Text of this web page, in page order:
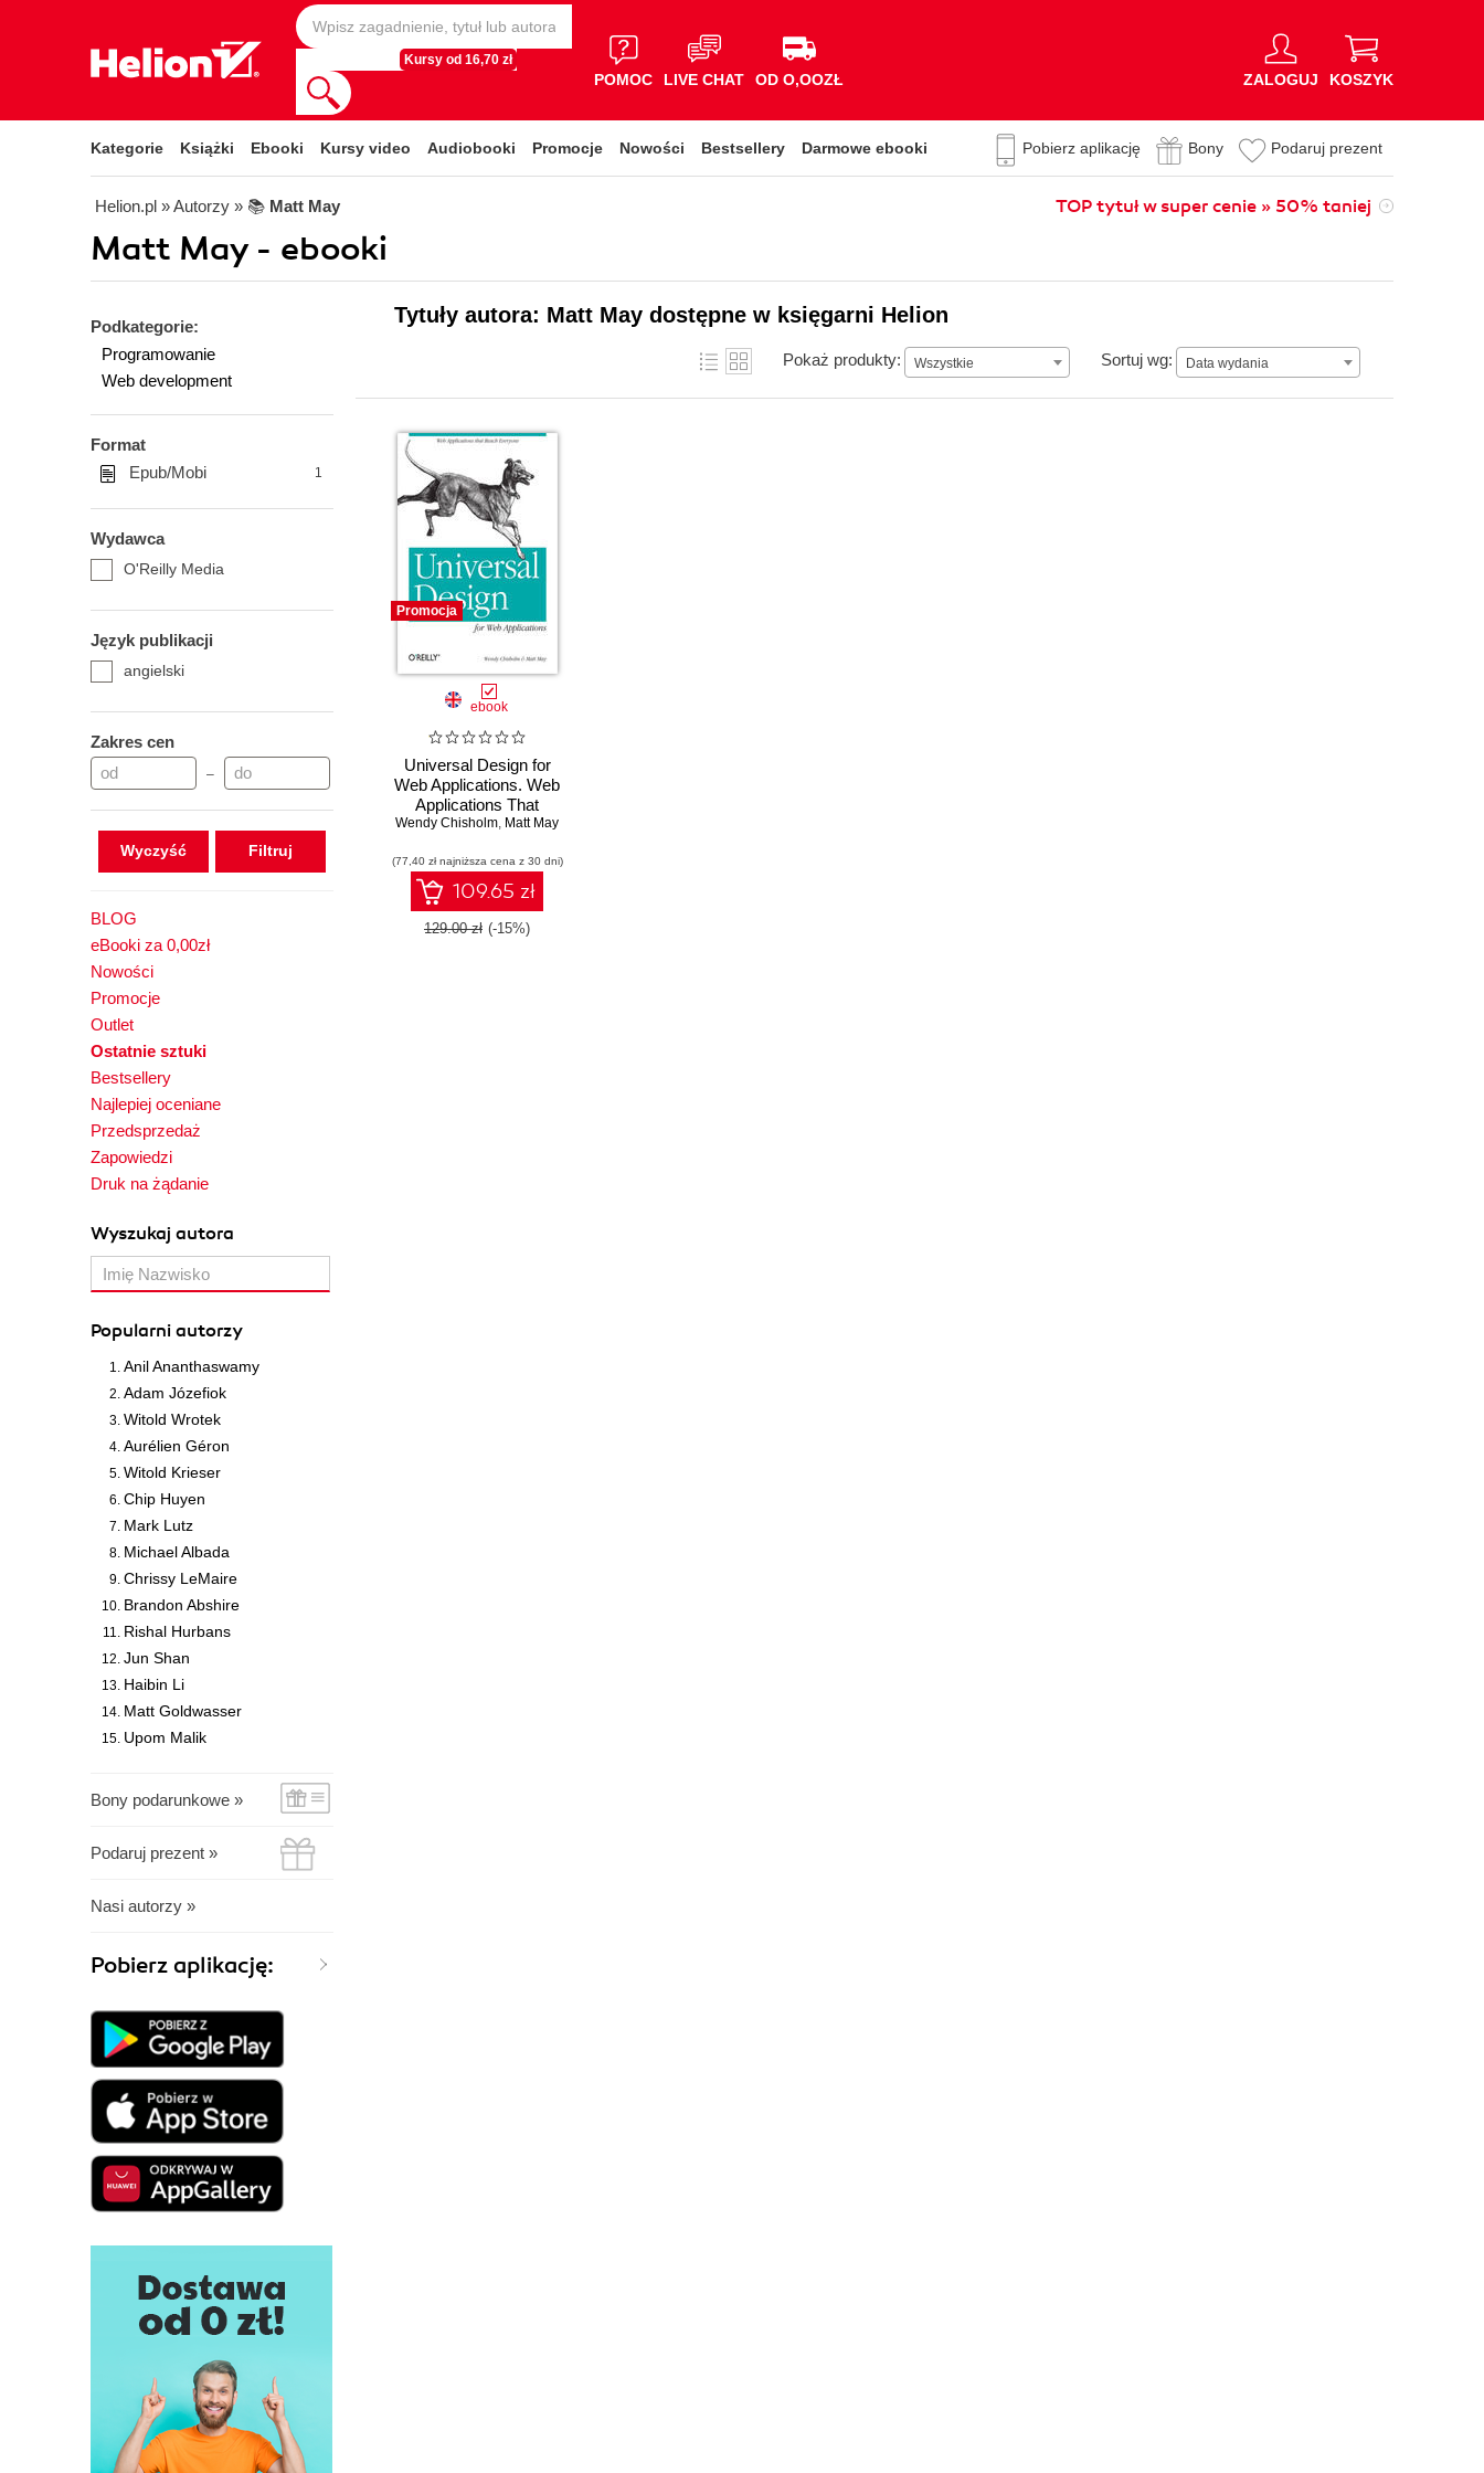
Kursy od 16,70 zł
POMOC LIVE CHAT OD O,OOZŁ ZALOGUJ KOSZYK
Kategorie Książki Ebooki Kursy video Audiobooki Promocje Nowości Bestsellery Darmowe ebooki Pobierz aplikację Bony Podaruj prezent
Helion.pl » Autorzy » 📚 Matt May TOP tytuł w super cenie » 50% taniej
Matt May - ebooki
Podkategorie:
Programowanie
Web development
Format
Epub/Mobi
1
Wydawca
O'Reilly Media
Język publikacji
angielski
Zakres cen
–
Wyczyść
BLOG
eBooki za 0,00zł
Nowości
Promocje
Outlet
Ostatnie sztuki
Bestsellery
Najlepiej oceniane
Przedsprzedaż
Zapowiedzi
Druk na żądanie
Wyszukaj autora
Popularni autorzy
Anil Ananthaswamy
Adam Józefiok
Witold Wrotek
Aurélien Géron
Witold Krieser
Chip Huyen
Mark Lutz
Michael Albada
Chrissy LeMaire
Brandon Abshire
Rishal Hurbans
Jun Shan
Haibin Li
Matt Goldwasser
Upom Malik
Bony podarunkowe »
Podaruj prezent »
Nasi autorzy »
Pobierz aplikację:
Tytuły autora: Matt May dostępne w księgarni Helion
Pokaż produkty: Wszystkie Sortuj wg: Data wydania
Data wydania
Promocja
ebook
Universal Design for
Web Applications. Web
Applications That
Reach Everyone
Wendy Chisholm, Matt May
(77,40 zł najniższa cena z 30 dni)
109.65 zł
129.00 zł (-15%)